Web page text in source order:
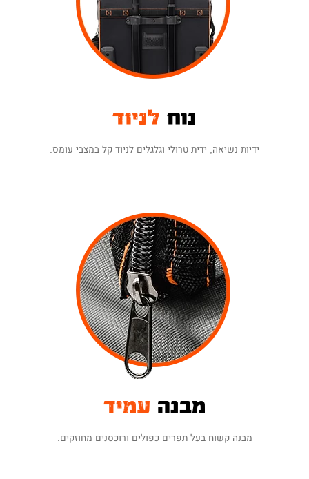
מבטיח עמידות משך שנים, גם בשימוש מאומץ.
התיק מגיע עם תעודת אחריות ל-12 חודשים.
ניתן להרחיב את האחריות ל-24 חודשים ע"י
הזנת פרטי האחריות באתר(בכפוף לתקנון).
נוח לניוד
ידיות נשיאה, ידית טרולי וגלגלים לניוד קל במצבי עומס.
מבנה עמיד
מבנה קשוח בעל תפרים כפולים ורוכסנים מחוזקים.